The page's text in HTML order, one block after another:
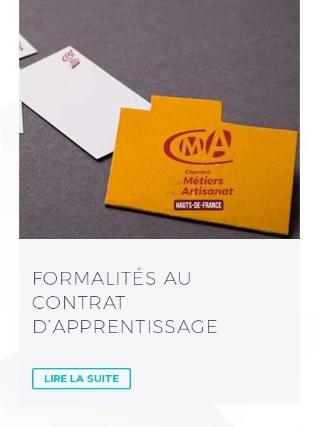
FORMALITÉS AU
CONTRAT
D’APPRENTISSAGE
LIRE LA SUITE